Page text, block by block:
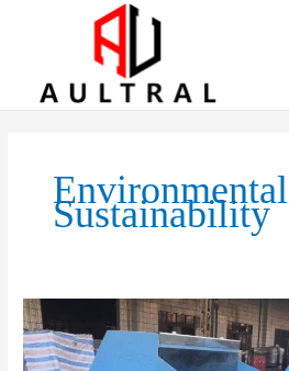
Environmental
Sustainability
The
Rise
of